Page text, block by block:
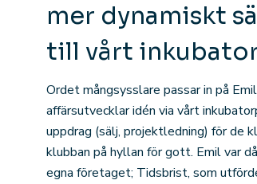
mer dynamiskt
till vårt
Ordet mångsysslare passar in på
affärsutvecklar idén via vårt
uppdrag (sälj, projektledning) för de
klubban på hyllan för gott. Emil var
egna företaget; Tidsbrist, som